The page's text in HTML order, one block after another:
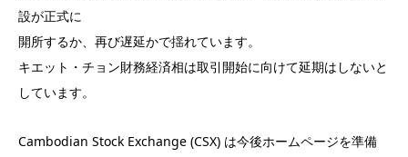
設が正式に
開所するか、再び遅延かで揺れています。
キエット・チョン財務経済相は取引開始に向けて延期はしないと
しています。
Cambodian Stock Exchange (CSX) は今後ホームページを準備